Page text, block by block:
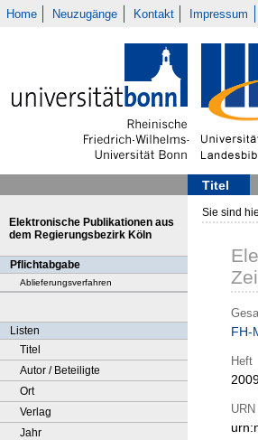
Home Neuzugänge Kontakt Impressum
Titel
Elektronische Publikationen aus
dem Regierungsbezirk Köln
Pflichtabgabe
Ablieferungsverfahren
Listen
Titel
Autor / Beteiligte
Ort
Verlag
Jahr
Sie sind
FH-
Heft
URN